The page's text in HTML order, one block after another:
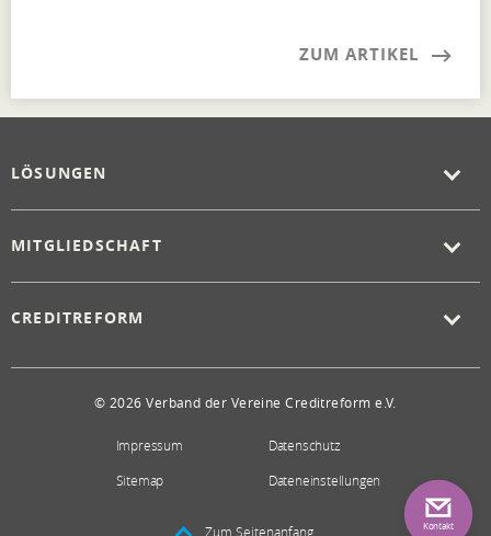
ZUM ARTIKEL
LÖSUNGEN
MITGLIEDSCHAFT
CREDITREFORM
© 2026 Verband der Vereine Creditreform e.V.
Impressum
Datenschutz
Sitemap
Dateneinstellungen
Zum Seitenanfang Kontakt